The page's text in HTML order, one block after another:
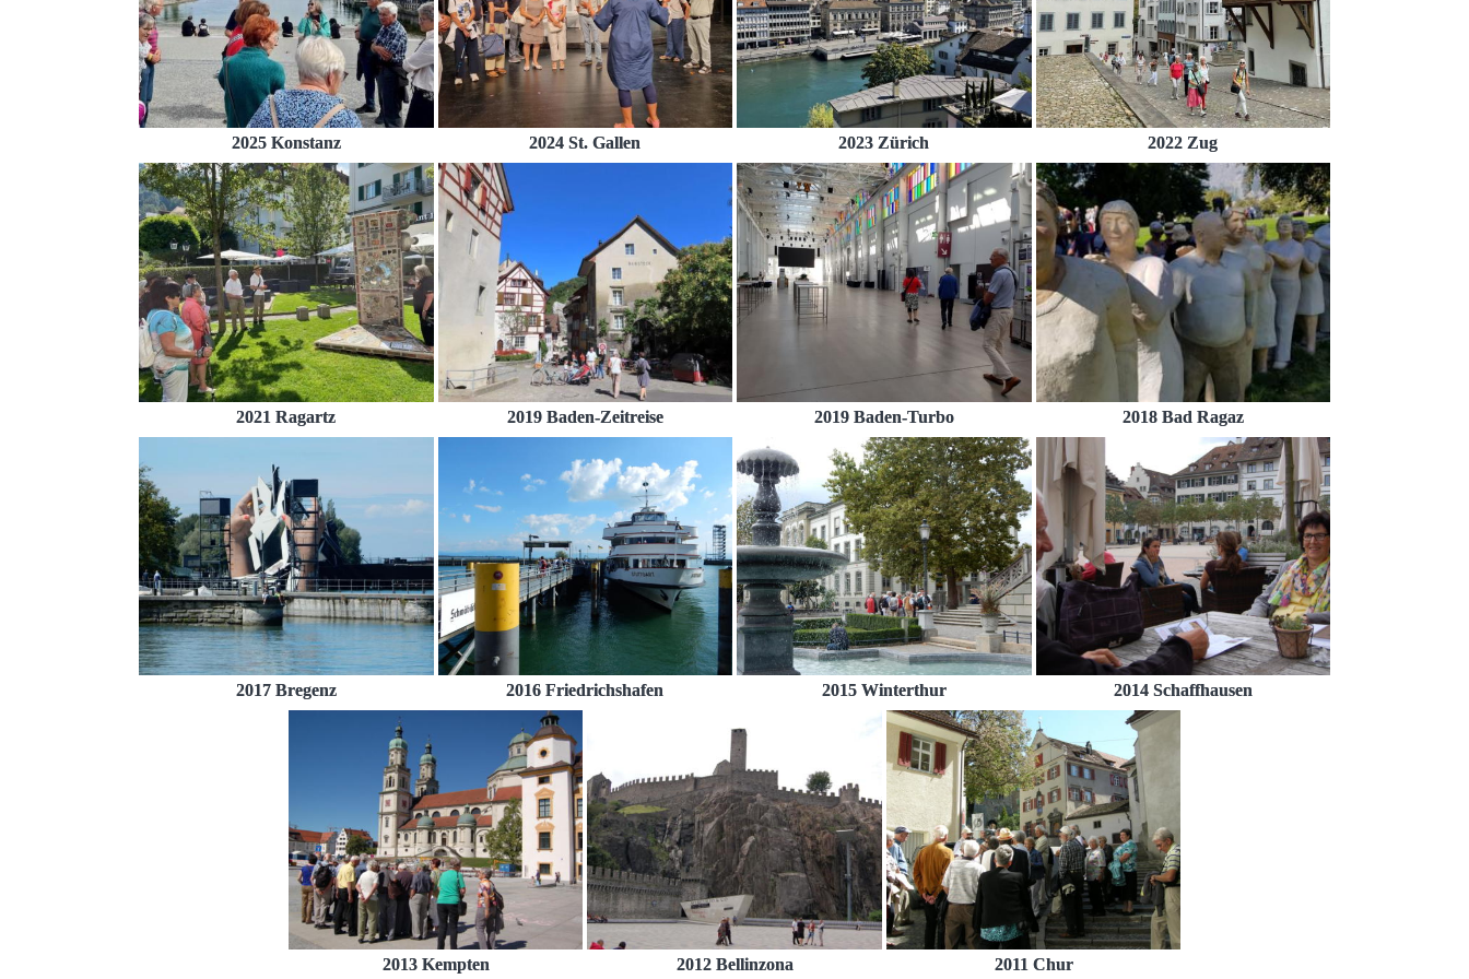
2025 Konstanz 2024 St. Gallen 2023 Zürich 2022 Zug
2021 Ragartz 2019 Baden-Zeitreise 2019 Baden-Turbo 2018 Bad Ragaz
2017 Bregenz 2016 Friedrichshafen 2015 Winterthur 2014 Schaffhausen
2013 Kempten 2012 Bellinzona 2011 Chur